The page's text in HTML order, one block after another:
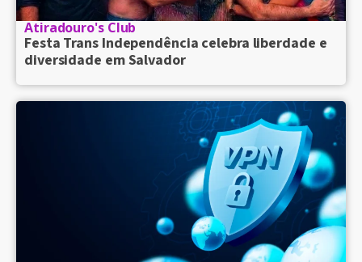
Atiradouro's Club
Festa Trans Independência celebra liberdade e
diversidade em Salvador